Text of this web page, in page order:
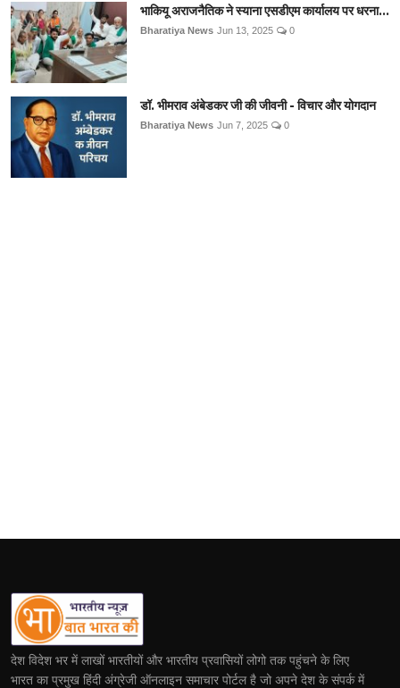
भाकियू अराजनैतिक ने स्याना एसडीएम कार्यालय पर धरना...
Bharatiya News Jun 13, 2025 0
डॉ. भीमराव अंबेडकर जी की जीवनी - विचार और योगदान
Bharatiya News Jun 7, 2025 0
देश विदेश भर में लाखों भारतीयों और भारतीय प्रवासियों लोगो तक पहुंचने के लिए
भारत का प्रमुख हिंदी अंग्रेजी ऑनलाइन समाचार पोर्टल है जो अपने देश के संपर्क में